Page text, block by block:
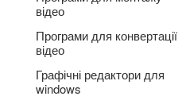
відео
Програми для конвертації
відео
Графічні редактори для
windows